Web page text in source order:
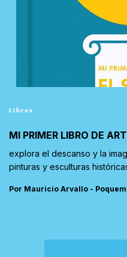
Libros
MI PRIMER LIBRO DE
explora el descanso y la
pinturas y esculturas
Por Mauricio Arvallo -